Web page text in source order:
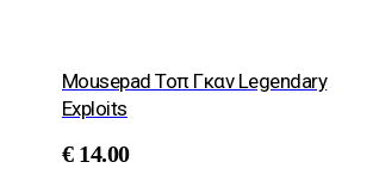
Mousepad Τοπ Γκαν Legendary
Exploits
€ 14.00